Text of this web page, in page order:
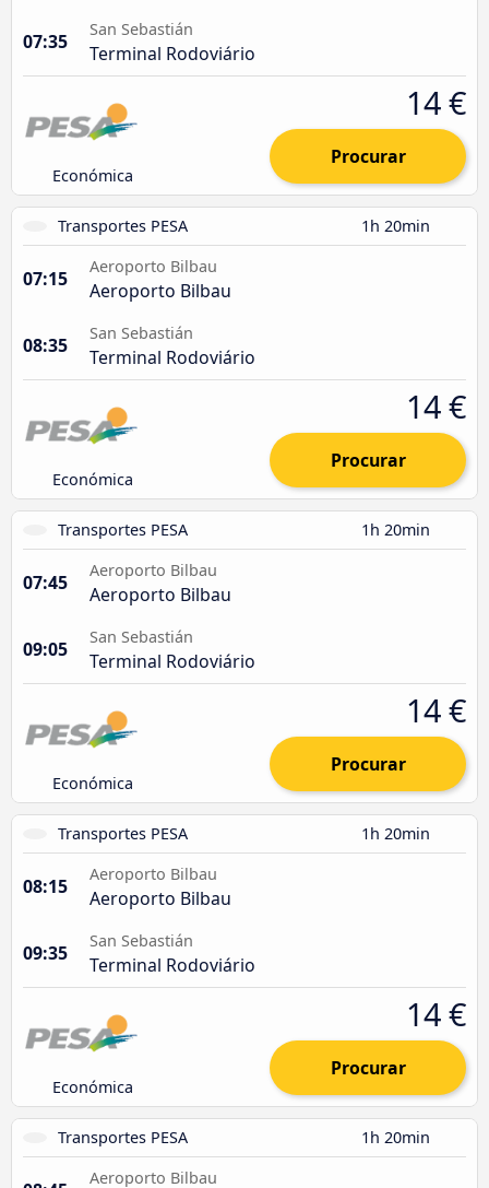
07:35
San Sebastián
Terminal Rodoviário
Económica
14 €
Procurar
Transportes PESA 1h 20min
07:15
Aeroporto Bilbau
Aeroporto Bilbau
08:35
San Sebastián
Terminal Rodoviário
Económica
14 €
Procurar
Transportes PESA 1h 20min
07:45
Aeroporto Bilbau
Aeroporto Bilbau
09:05
San Sebastián
Terminal Rodoviário
Económica
14 €
Procurar
Transportes PESA 1h 20min
08:15
Aeroporto Bilbau
Aeroporto Bilbau
09:35
San Sebastián
Terminal Rodoviário
Económica
14 €
Procurar
Transportes PESA 1h 20min
Aeroporto Bilbau